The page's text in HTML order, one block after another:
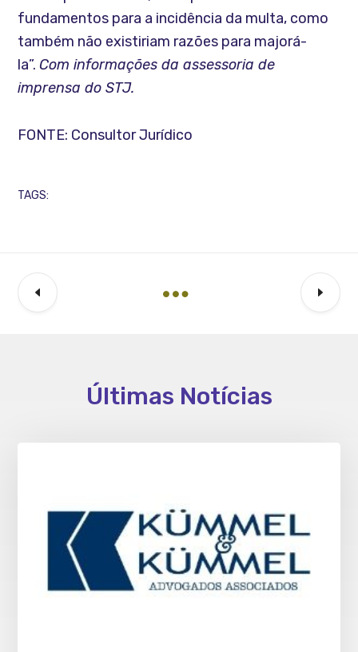
fundamentos para a incidência da multa, como
também não existiriam razões para majorá-
la”.Com informações da assessoria de
imprensa do STJ.
FONTE: Consultor Jurídico
TAGS:
Últimas Notícias